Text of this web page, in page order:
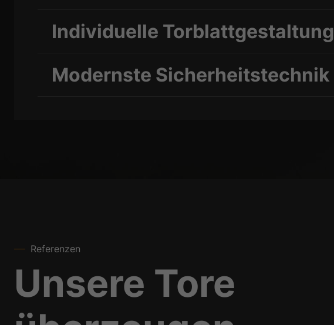
Individuelle Torblattgestaltung
Modernste Sicherheitstechnik
Referenzen
Unsere Tore